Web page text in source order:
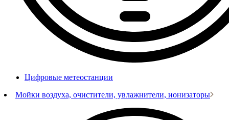
Цифровые метеостанции
Мойки воздуха, очистители, увлажнители, ионизаторы